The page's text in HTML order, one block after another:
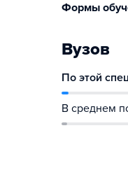
Формы
Вузов
По этой
В среднем